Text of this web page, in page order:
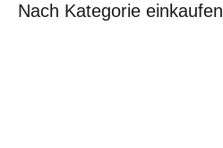
Nach Kategorie einkaufen